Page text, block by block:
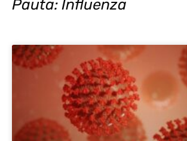
Pauta: Influenza